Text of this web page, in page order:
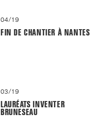
04/19
FIN DE CHANTIER À NANTES
03/19
LAURÉATS INVENTER
BRUNESEAU